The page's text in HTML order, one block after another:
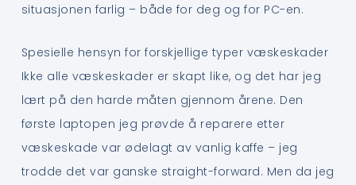
situasjonen farlig – både for deg og for PC-en.
Spesielle hensyn for forskjellige typer væskeskader
Ikke alle væskeskader er skapt like, og det har jeg
lært på den harde måten gjennom årene. Den
første laptopen jeg prøvde å reparere etter
væskeskade var ødelagt av vanlig kaffe – jeg
trodde det var ganske straight-forward. Men da jeg